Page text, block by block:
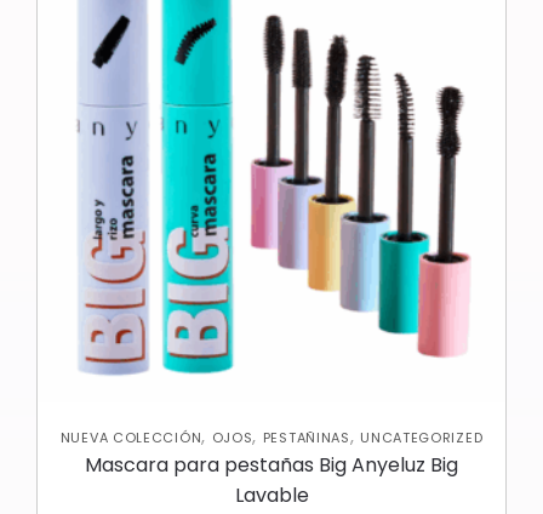
NUEVA COLECCIÓN, OJOS, PESTAÑINAS, UNCATEGORIZED
Mascara para pestañas Big Anyeluz Big
Lavable